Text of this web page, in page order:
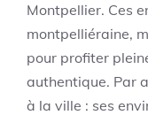
Montpellier. Ces
montpelliéraine,
pour profiter
authentique. Par
à la ville : ses